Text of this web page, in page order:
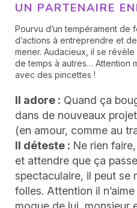
UN PARTENAIRE
Pourvu d’un tempérament de
d’actions à entreprendre et
mener. Audacieux, il se
de temps à autres… Attention
avec des pincettes !
Il adore : Quand ça
dans de nouveaux
(en amour, comme au
Il déteste : Ne rien
et attendre que ça
spectaculaire, il peut se
folles. Attention il